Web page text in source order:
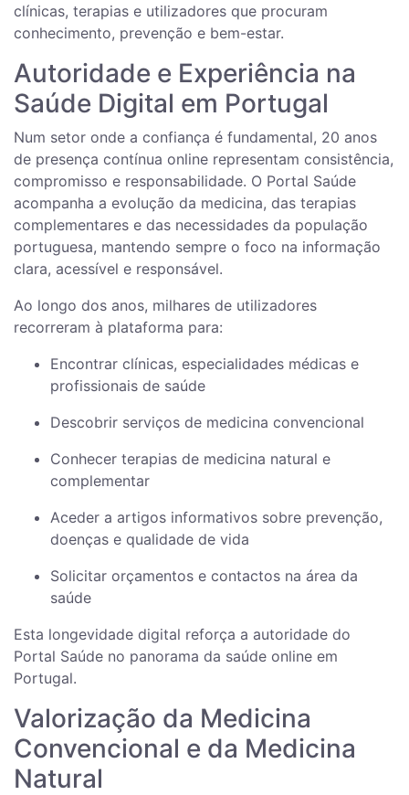
clínicas, terapias e utilizadores que procuram
conhecimento, prevenção e bem-estar.
Autoridade e Experiência na
Saúde Digital em Portugal
Num setor onde a confiança é fundamental, 20 anos
de presença contínua online representam consistência,
compromisso e responsabilidade. O Portal Saúde
acompanha a evolução da medicina, das terapias
complementares e das necessidades da população
portuguesa, mantendo sempre o foco na informação
clara, acessível e responsável.
Ao longo dos anos, milhares de utilizadores
recorreram à plataforma para:
Encontrar clínicas, especialidades médicas e
profissionais de saúde
Descobrir serviços de medicina convencional
Conhecer terapias de medicina natural e
complementar
Aceder a artigos informativos sobre prevenção,
doenças e qualidade de vida
Solicitar orçamentos e contactos na área da
saúde
Esta longevidade digital reforça a autoridade do
Portal Saúde no panorama da saúde online em
Portugal.
Valorização da Medicina
Convencional e da Medicina
Natural